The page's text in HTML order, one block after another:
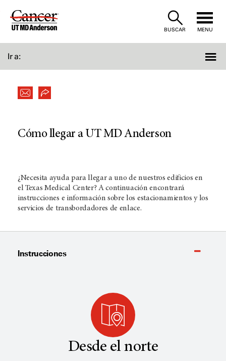
Skip
BUSCAR MENU
Ir a:
Cómo llegar a UT MD Anderson
¿Necesita ayuda para llegar a uno de nuestros edificios en
el Texas Medical Center? A continuación encontrará
instrucciones e información sobre los estacionamientos y los
servicios de transbordadores de enlace.
Instrucciones
Desde el norte